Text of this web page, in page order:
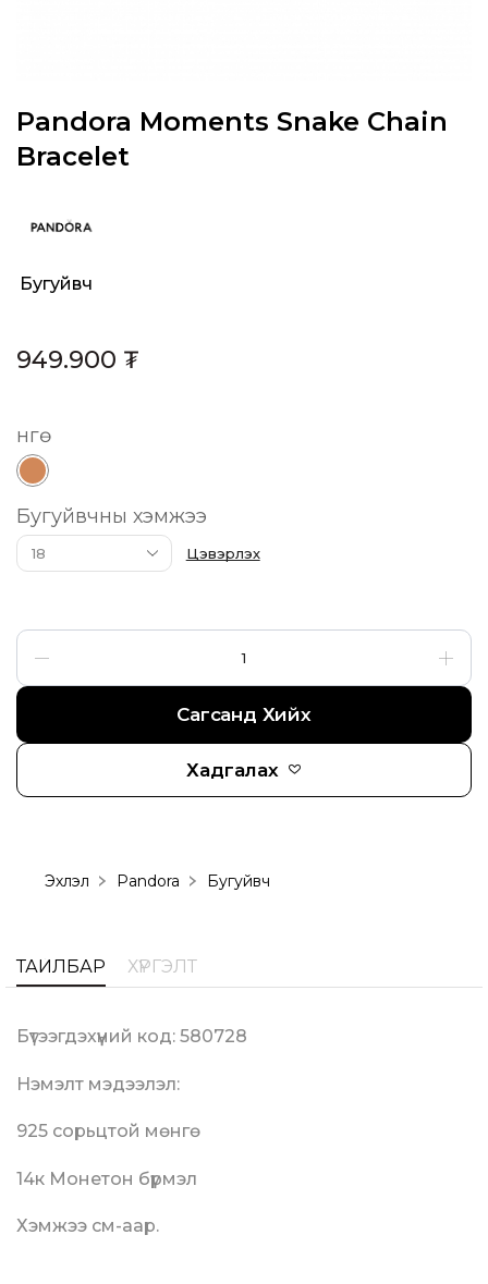
Pandora Moments Snake Chain
Bracelet
Бугуйвч
949.900 ₮
Өнгө
Бугуйвчны хэмжээ
Цэвэрлэх
Сагсанд Хийх
Хадгалах
Эхлэл Pandora Бугуйвч
ТАЙЛБАР ХҮРГЭЛТ
Бүтээгдэхүүний код: 580728
Нэмэлт мэдээлэл:
925 сорьцтой мөнгө
14к Монетон бүрмэл
Хэмжээ см-аар.